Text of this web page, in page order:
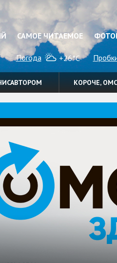
САМОЕ ЧИТАЕМОЕ
Погода +26°C
КОРОЧЕ,